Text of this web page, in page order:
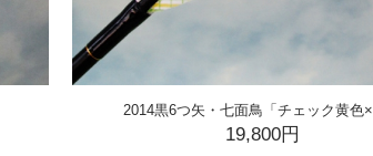
2014黒6つ矢・七面鳥「チェック黄色
19,800円